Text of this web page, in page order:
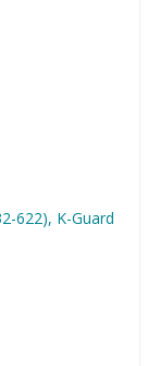
622), K-Guard